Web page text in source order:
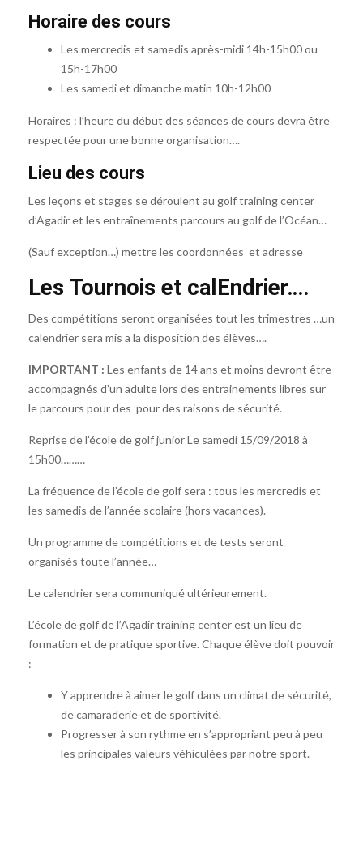
Horaire des cours
Les mercredis et samedis après-midi 14h-15h00 ou
15h-17h00
Les samedi et dimanche matin 10h-12h00
Horaires : l’heure du début des séances de cours devra être
respectée pour une bonne organisation….
Lieu des cours
Les leçons et stages se déroulent au golf training center
d’Agadir et les entraînements parcours au golf de l’Océan…
(Sauf exception…) mettre les coordonnées et adresse
Les Tournois et calEndrier….
Des compétitions seront organisées tout les trimestres …un
calendrier sera mis a la disposition des élèves….
IMPORTANT : Les enfants de 14 ans et moins devront être
accompagnés d’un adulte lors des entrainements libres sur
le parcours pour des pour des raisons de sécurité.
Reprise de l’école de golf junior Le samedi 15/09/2018 à
15h00………
La fréquence de l’école de golf sera : tous les mercredis et
les samedis de l’année scolaire (hors vacances).
Un programme de compétitions et de tests seront
organisés toute l’année…
Le calendrier sera communiqué ultérieurement.
L’école de golf de l’Agadir training center est un lieu de
formation et de pratique sportive. Chaque élève doit pouvoir
:
Y apprendre à aimer le golf dans un climat de sécurité,
de camaraderie et de sportivité.
Progresser à son rythme en s’appropriant peu à peu
les principales valeurs véhiculées par notre sport.